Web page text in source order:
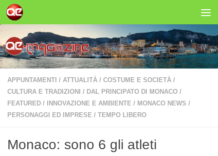
Salta al contenuto
APPUNTAMENTI / ATTUALITÀ / COSTUME E SOCIETÀ /
CULTURA E TRADIZIONI
/ DAL PRINCIPATO DI MONACO /
FEATURED / INNOVAZIONE E AMBIENTE / MONACO NEWS /
PERSONAGGI ED IMPRESE / TEMPO LIBERO
Monaco: sono 6 gli atleti